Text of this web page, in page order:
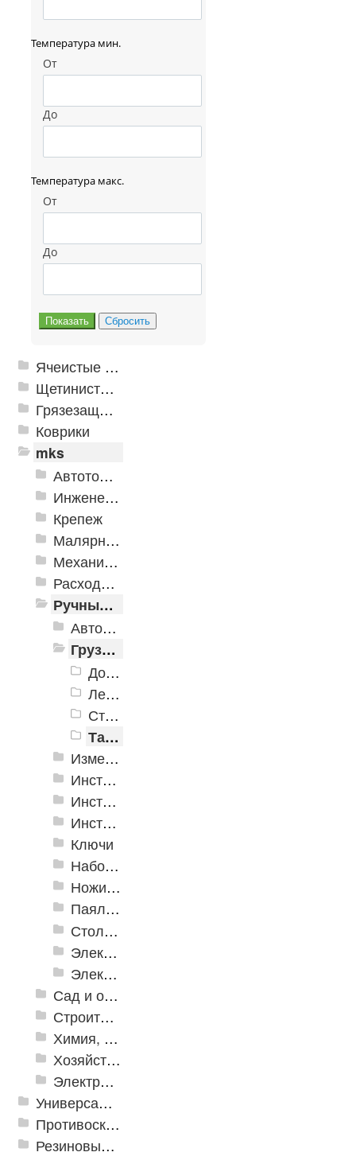
Температура мин.
От
До
Температура макс.
От
До
Ячеистые грязезащитные покрытия
Щетинистые покрытия
Грязезащитные, влаговпитывающие покрытия
Коврики
mks
Автотовары
Инженерная сантехника и инструменты
Крепеж
Малярно-штукатурные инструменты
Механизированные инструменты
Расходные инструменты
Ручные инструменты
Автомобильные инструменты
Грузоподъёмное оборудование
Домкраты
Лебедки
Стропы
Тали и тельферы
Измерительные инструменты
Инструмент для крепления листовых материалов
Инструменты для крепления листовых материалов
Инструменты по кафелю и стеклу
Ключи
Наборы инструмента
Ножи технические
Паяльное оборудование
Столярно-слесарные инструменты
Электромонтажный инструмент
Электронные измерительные инструменты
Сад и огород
Строительная Химия и принадлежности
Химия, крепеж, СИЗ
Хозяйственные принадлежности
Электрика и свет
Универсальные модульные покрытия
Противоскользящая защита для лестниц, профили, ленты
Резиновые и ПВХ дорожки